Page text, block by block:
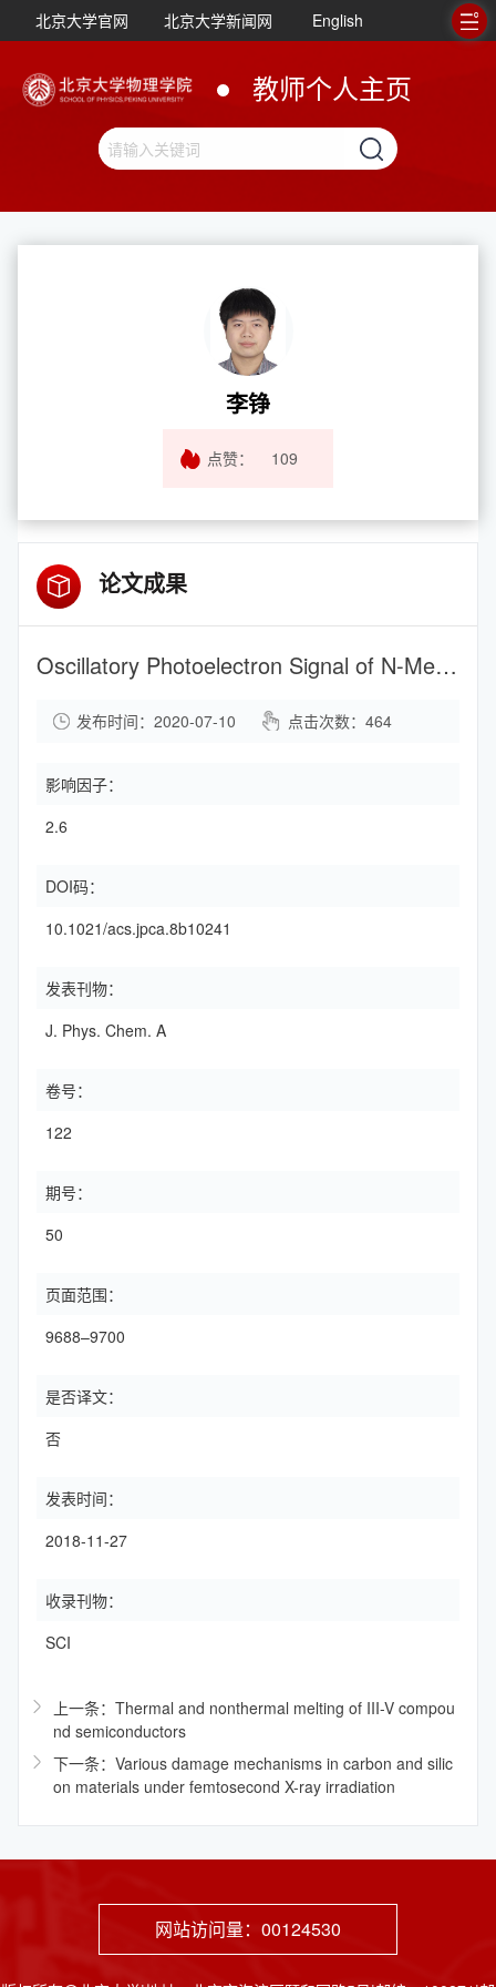
北京大学官网 北京大学新闻网 English
教师个人主页
李铮
点赞： 109
论文成果
Oscillatory Photoelectron Signal of N-Methylmorpholine as a Test Case for the Algebraic-Diagrammatic Construction Method of Second Order
发布时间：2020-07-10 点击次数： 464
影响因子：
2.6
DOI码：
10.1021/acs.jpca.8b10241
发表刊物：
J. Phys. Chem. A
卷号：
122
期号：
50
页面范围：
9688–9700
是否译文：
否
发表时间：
2018-11-27
收录刊物：
SCI
上一条：Thermal and nonthermal melting of III-V compou
nd semiconductors
下一条：Various damage mechanisms in carbon and silic
on materials under femtosecond X-ray irradiation
网站访问量： 00124530